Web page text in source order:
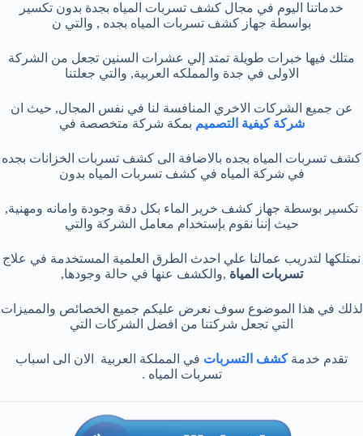
خدماتنا اليوم في مجال كشف تسربات المياه بجدة بدون تكسير
بواسطة جهاز كشف تسربات المياه بجده , والتي ن
متلك فيها خبرات طويلة تمتد إلي عشرات السنين تجعل من الشركة
الاولى في جدة والمملكه العربية, والتي جعلتنا
عن جميع الشركات الاخري المنافسة لنا في نفس المجال, حيث ان
شركة كيفية التصميم بمكة شركة متخصصة في
كشف تسربات المياه بجده بالاضافة الى كشف تسربات الخزانات بجده
في شركة المياه في كشف تسربات المياه بدون
تكسير بوسطة جهاز كشف خرير الماء بكل دقة وجودة وامانه ومهنية,
حيث إننا نقوم بإستخدام معامل الشركة والتي
نمتلكها لتدريب عمالنا علي احدث الطرق العلمية المستخدمة في علاج
تسربات المياة ,والكشف عنها في حالة وجودها,
لذلك في هذا الموضوع سوف نعرض عليكم جميع الخصائص والمميزات
التي تجعل شركتنا من افضل الشركات التي
تقدم خدمةكشف التسربات في المملكة العربية الان الى اسباب
تسربات المياه .